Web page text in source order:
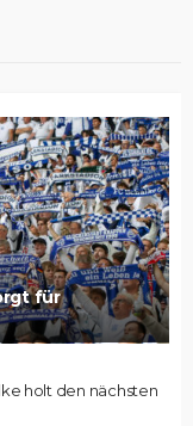
für
holt den nächsten